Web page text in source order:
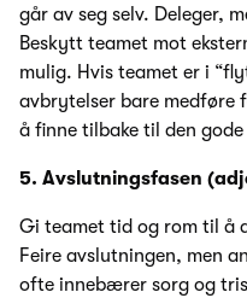
går av seg selv. Deleger,
Beskytt teamet mot
mulig. Hvis teamet er i
avbrytelser bare medføre
å finne tilbake til den
5. Avslutningsfasen
Gi teamet tid og rom til å
Feire avslutningen, men
ofte innebærer sorg og